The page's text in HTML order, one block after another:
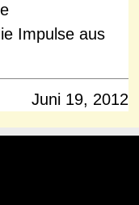
Impulse aus
Juni 19, 2012